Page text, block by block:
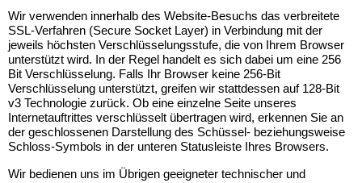
Wir verwenden innerhalb des Website-Besuchs das verbreitete
SSL-Verfahren (Secure Socket Layer) in Verbindung mit der
jeweils höchsten Verschlüsselungsstufe, die von Ihrem Browser
unterstützt wird. In der Regel handelt es sich dabei um eine 256
Bit Verschlüsselung. Falls Ihr Browser keine 256-Bit
Verschlüsselung unterstützt, greifen wir stattdessen auf 128-Bit
v3 Technologie zurück. Ob eine einzelne Seite unseres
Internetauftrittes verschlüsselt übertragen wird, erkennen Sie an
der geschlossenen Darstellung des Schüssel- beziehungsweise
Schloss-Symbols in der unteren Statusleiste Ihres Browsers.
Wir bedienen uns im Übrigen geeigneter technischer und